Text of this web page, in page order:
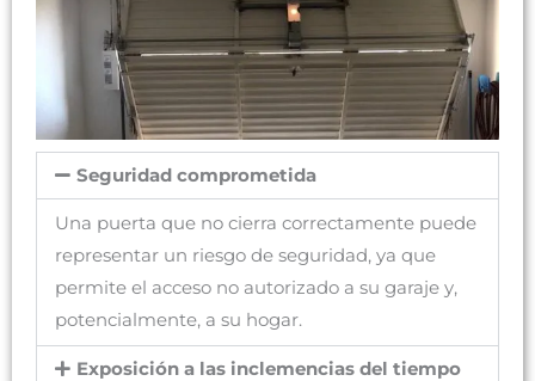
Seguridad comprometida
Una puerta que no cierra correctamente puede
representar un riesgo de seguridad, ya que
permite el acceso no autorizado a su garaje y,
potencialmente, a su hogar.
Exposición a las inclemencias del tiempo